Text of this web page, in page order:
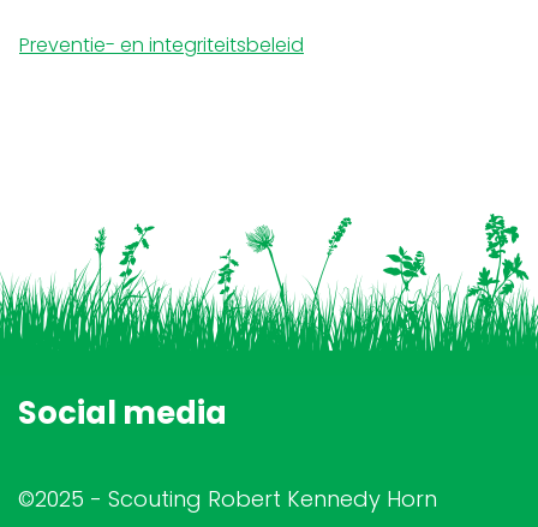
Preventie- en integriteitsbeleid
Social media
©2025 - Scouting Robert Kennedy Horn